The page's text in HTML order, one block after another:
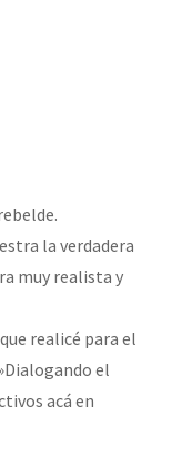
la verdadera
muy realista y
realicé para el
el
acá en